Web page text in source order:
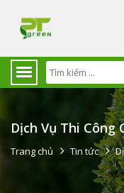
Dịch Vụ Thi Công
Trang chủ Tin tức